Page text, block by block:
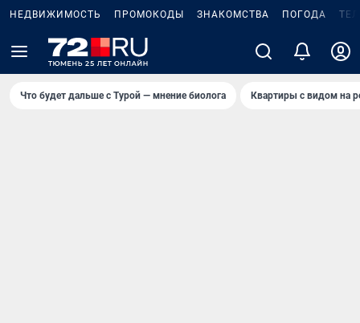
НЕДВИЖИМОСТЬ ПРОМОКОДЫ ЗНАКОМСТВА ПОГОДА
Что будет дальше с Турой — мнение биолога Квартиры с видом на